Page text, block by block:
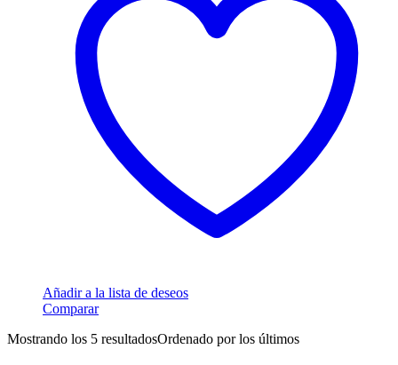
Añadir a la lista de deseos
Comparar
Mostrando los 5 resultadosOrdenado por los últimos